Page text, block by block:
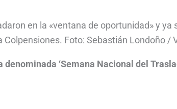
en la «ventana de oportunidad» y ya
Colpensiones. Foto: Sebastián Londoño /
denominada ‘Semana Nacional del